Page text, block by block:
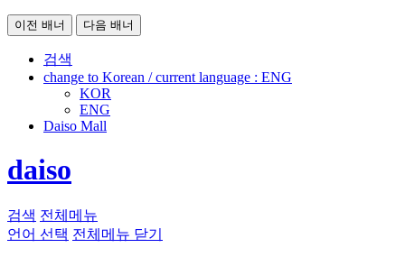
이전 배너 다음 배너
검색
change to Korean / current language : ENG
KOR
ENG
Daiso Mall
daiso
검색 전체메뉴
언어 선택 전체메뉴 닫기